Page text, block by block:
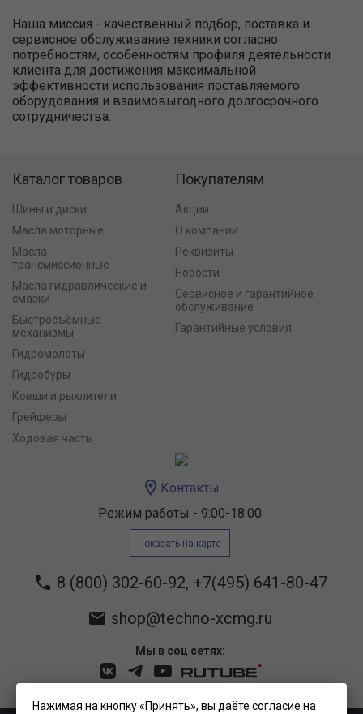
Нажимая на кнопку «Принять», вы даёте согласие на
Наша миссия - качественный подбор, поставка и
сервисное обслуживание техники согласно
потребностям, особенностям профиля деятельности
клиента для достижения максимальной
эффективности использования поставляемого
оборудования и взаимовыгодного долгосрочного
сотрудничества.
Каталог товаров
Шины и диски
Масла моторные
Масла
трансмиссионные
Масла гидравлические и
смазки
Быстросъёмные
механизмы
Гидромолоты
Гидробуры
Ковши и рыхлители
Грейферы
Ходовая часть
Покупателям
Акции
О компании
Реквизиты
Новости
Сервисное и гарантийное
обслуживание
Гарантийные условия
Контакты
Режим работы - 9:00-18:00
Показать на карте
8 (800) 302-60-92, +7(495) 641-80-47
shop@techno-xcmg.ru
Мы в соц сетях: